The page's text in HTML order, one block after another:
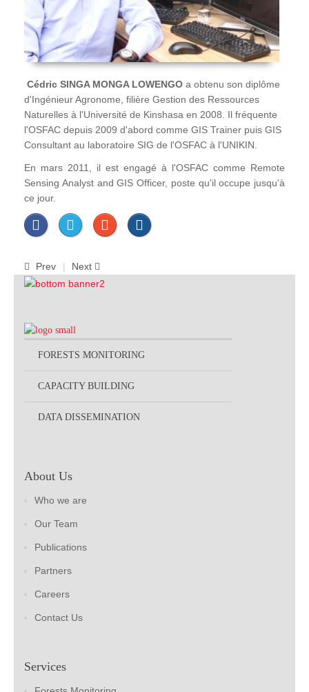
Cédric SINGA MONGA LOWENGO a obtenu son diplôme
d'Ingénieur Agronome, filière Gestion des Ressources
Naturelles à l'Université de Kinshasa en 2008. Il fréquente
l'OSFAC depuis 2009 d'abord comme GIS Trainer puis GIS
Consultant au laboratoire SIG de l'OSFAC à l'UNIKIN.
En mars 2011, il est engagé à l'OSFAC comme Remote
Sensing Analyst and GIS Officer, poste qu'il occupe jusqu'à
ce jour.
Prev Next
FORESTS MONITORING
CAPACITY BUILDING
DATA DISSEMINATION
About Us
Who we are
Our Team
Publications
Partners
Careers
Contact Us
Services